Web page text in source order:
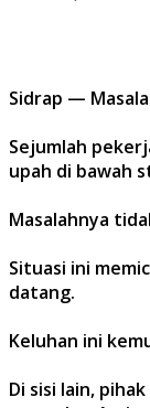
Sidrap —
Sejumlah
upah di bawah
Masalahnya
Situasi ini
datang.
Keluhan ini
Di sisi lain,